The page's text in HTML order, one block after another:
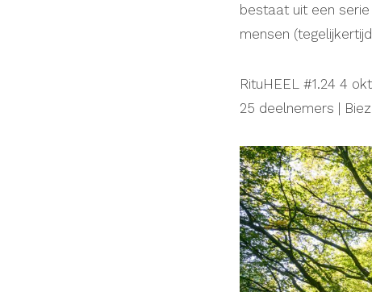
bestaat uit een
mensen
RituHEEL #1.24 4
25 deelnemers |